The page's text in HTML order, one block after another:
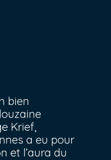
bien
Krief,
a eu pour
et l’aura du